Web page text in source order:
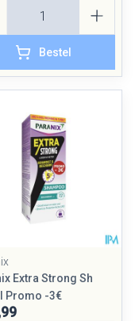
Bestel
Extra Strong Sh
Promo -3€